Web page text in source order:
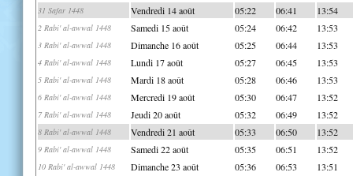
31 Safar 1448 Vendredi 14 août 05:22 06:41 13:54
2 Rabi' al-awwal 1448 Samedi 15 août 05:24 06:42 13:53
3 Rabi' al-awwal 1448 Dimanche 16 août 05:25 06:44 13:53
4 Rabi' al-awwal 1448 Lundi 17 août 05:27 06:45 13:53
5 Rabi' al-awwal 1448 Mardi 18 août 05:28 06:46 13:53
6 Rabi' al-awwal 1448 Mercredi 19 août 05:30 06:47 13:52
7 Rabi' al-awwal 1448 Jeudi 20 août 05:32 06:49 13:52
8 Rabi' al-awwal 1448 Vendredi 21 août 05:33 06:50 13:52
9 Rabi' al-awwal 1448 Samedi 22 août 05:35 06:51 13:52
10 Rabi' al-awwal 1448 Dimanche 23 août 05:36 06:53 13:51